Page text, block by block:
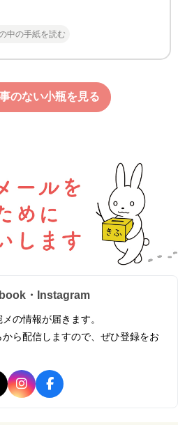
中の手紙を読む
のない小瓶を見る
・Instagram
の情報が届きます。
ら配信しますので、ぜひ登録をお